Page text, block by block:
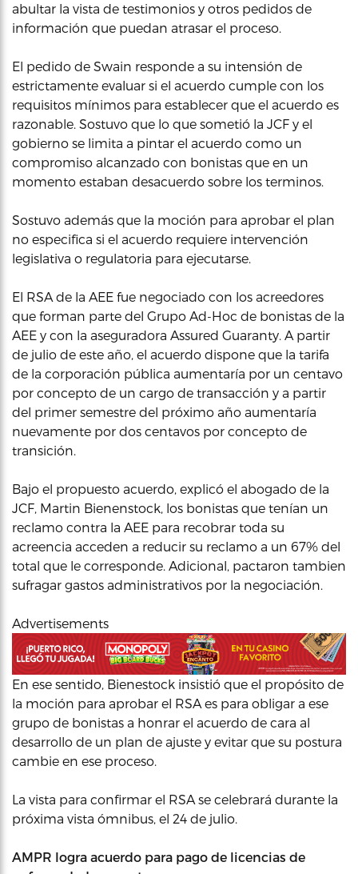
abultar la vista de testimonios y otros pedidos de
información que puedan atrasar el proceso.
El pedido de Swain responde a su intensión de
estrictamente evaluar si el acuerdo cumple con los
requisitos mínimos para establecer que el acuerdo es
razonable. Sostuvo que lo que sometió la JCF y el
gobierno se limita a pintar el acuerdo como un
compromiso alcanzado con bonistas que en un
momento estaban desacuerdo sobre los terminos.
Sostuvo además que la moción para aprobar el plan
no especifica si el acuerdo requiere intervención
legislativa o regulatoria para ejecutarse.
El RSA de la AEE fue negociado con los acreedores
que forman parte del Grupo Ad-Hoc de bonistas de la
AEE y con la aseguradora Assured Guaranty. A partir
de julio de este año, el acuerdo dispone que la tarifa
de la corporación pública aumentaría por un centavo
por concepto de un cargo de transacción y a partir
del primer semestre del próximo año aumentaría
nuevamente por dos centavos por concepto de
transición.
Bajo el propuesto acuerdo, explicó el abogado de la
JCF, Martin Bienenstock, los bonistas que tenían un
reclamo contra la AEE para recobrar toda su
acreencia acceden a reducir su reclamo a un 67% del
total que le corresponde. Adicional, pactaron tambien
sufragar gastos administrativos por la negociación.
Advertisements
En ese sentido, Bienestock insistió que el propósito de
la moción para aprobar el RSA es para obligar a ese
grupo de bonistas a honrar el acuerdo de cara al
desarrollo de un plan de ajuste y evitar que su postura
cambie en ese proceso.
La vista para confirmar el RSA se celebrará durante la
próxima vista ómnibus, el 24 de julio.
AMPR logra acuerdo para pago de licencias de